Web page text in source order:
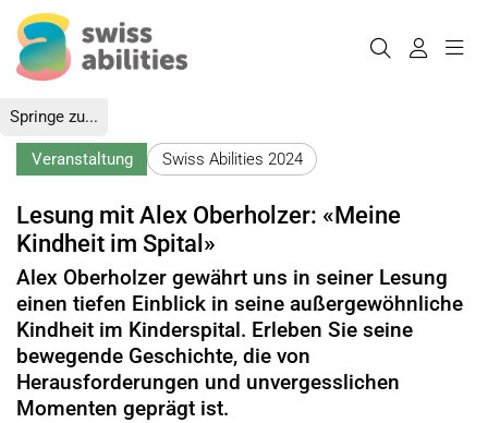
Springe zu...
Veranstaltung Swiss Abilities 2024
Lesung mit Alex Oberholzer: «Meine
Kindheit im Spital»
Alex Oberholzer gewährt uns in seiner Lesung
einen tiefen Einblick in seine außergewöhnliche
Kindheit im Kinderspital. Erleben Sie seine
bewegende Geschichte, die von
Herausforderungen und unvergesslichen
Momenten geprägt ist.